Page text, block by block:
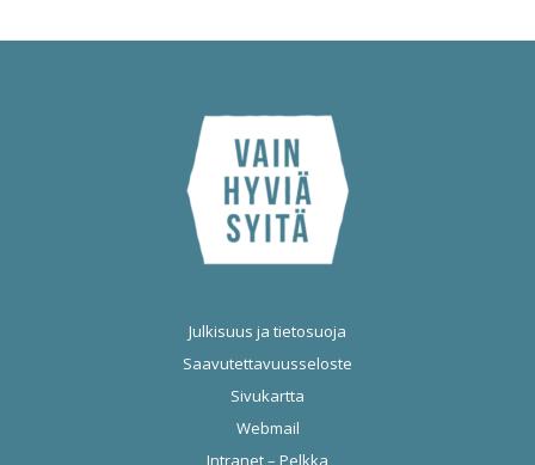
Julkisuus ja tietosuoja
Saavutettavuusseloste
Sivukartta
Webmail
Intranet – Pelkka